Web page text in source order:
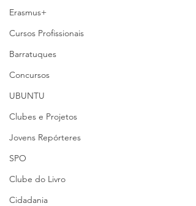
Erasmus+
Cursos Profissionais
Barratuques
Concursos
UBUNTU
Clubes e Projetos
Jovens Repórteres
SPO
Clube do Livro
Cidadania